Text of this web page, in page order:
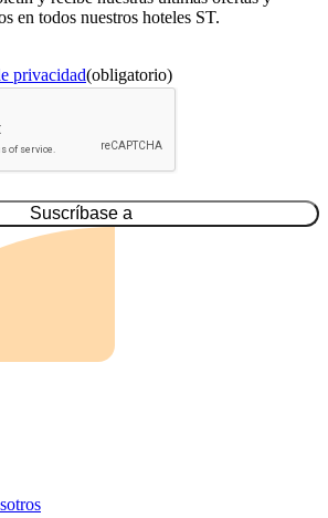
en todos nuestros hoteles ST.
privacidad(obligatorio)